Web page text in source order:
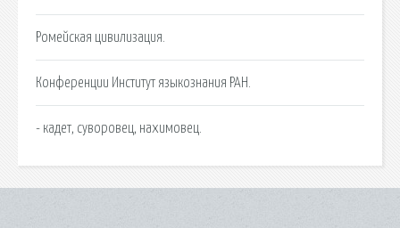
Ромейская цивилизация.
Конференции Институт языкознания РАН.
- кадет, суворовец, нахимовец.